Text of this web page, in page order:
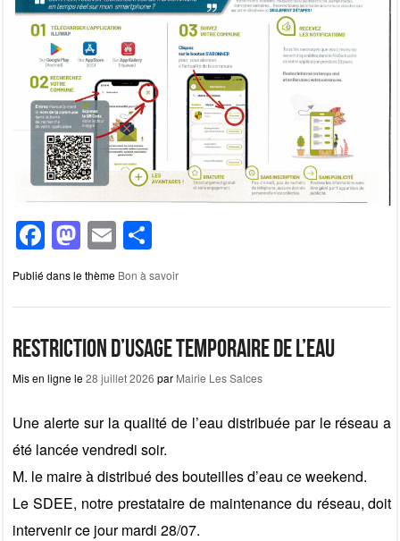
F
a
c
e
b
o
o
k
M
a
st
o
d
o
E
m
ail
ar
ta
g
er
Publié dans le thème Bon à savoir
Restriction d’usage temporaire de l’eau
Mis en ligne le28 juillet 2026 par Mairie Les Salces
Une alerte sur la qualité de l’eau distribuée par le réseau a
été lancée vendredi soir.
M. le maire à distribué des bouteilles d’eau ce weekend.
Le SDEE, notre prestataire de maintenance du réseau, doit
intervenir ce jour mardi 28/07.